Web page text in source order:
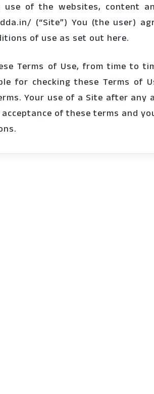
use of the websites, content
(“Site”) You (the user)
of use as set out here.
Terms of Use, from time to
for checking these Terms of
Your use of a Site after any
of these terms and